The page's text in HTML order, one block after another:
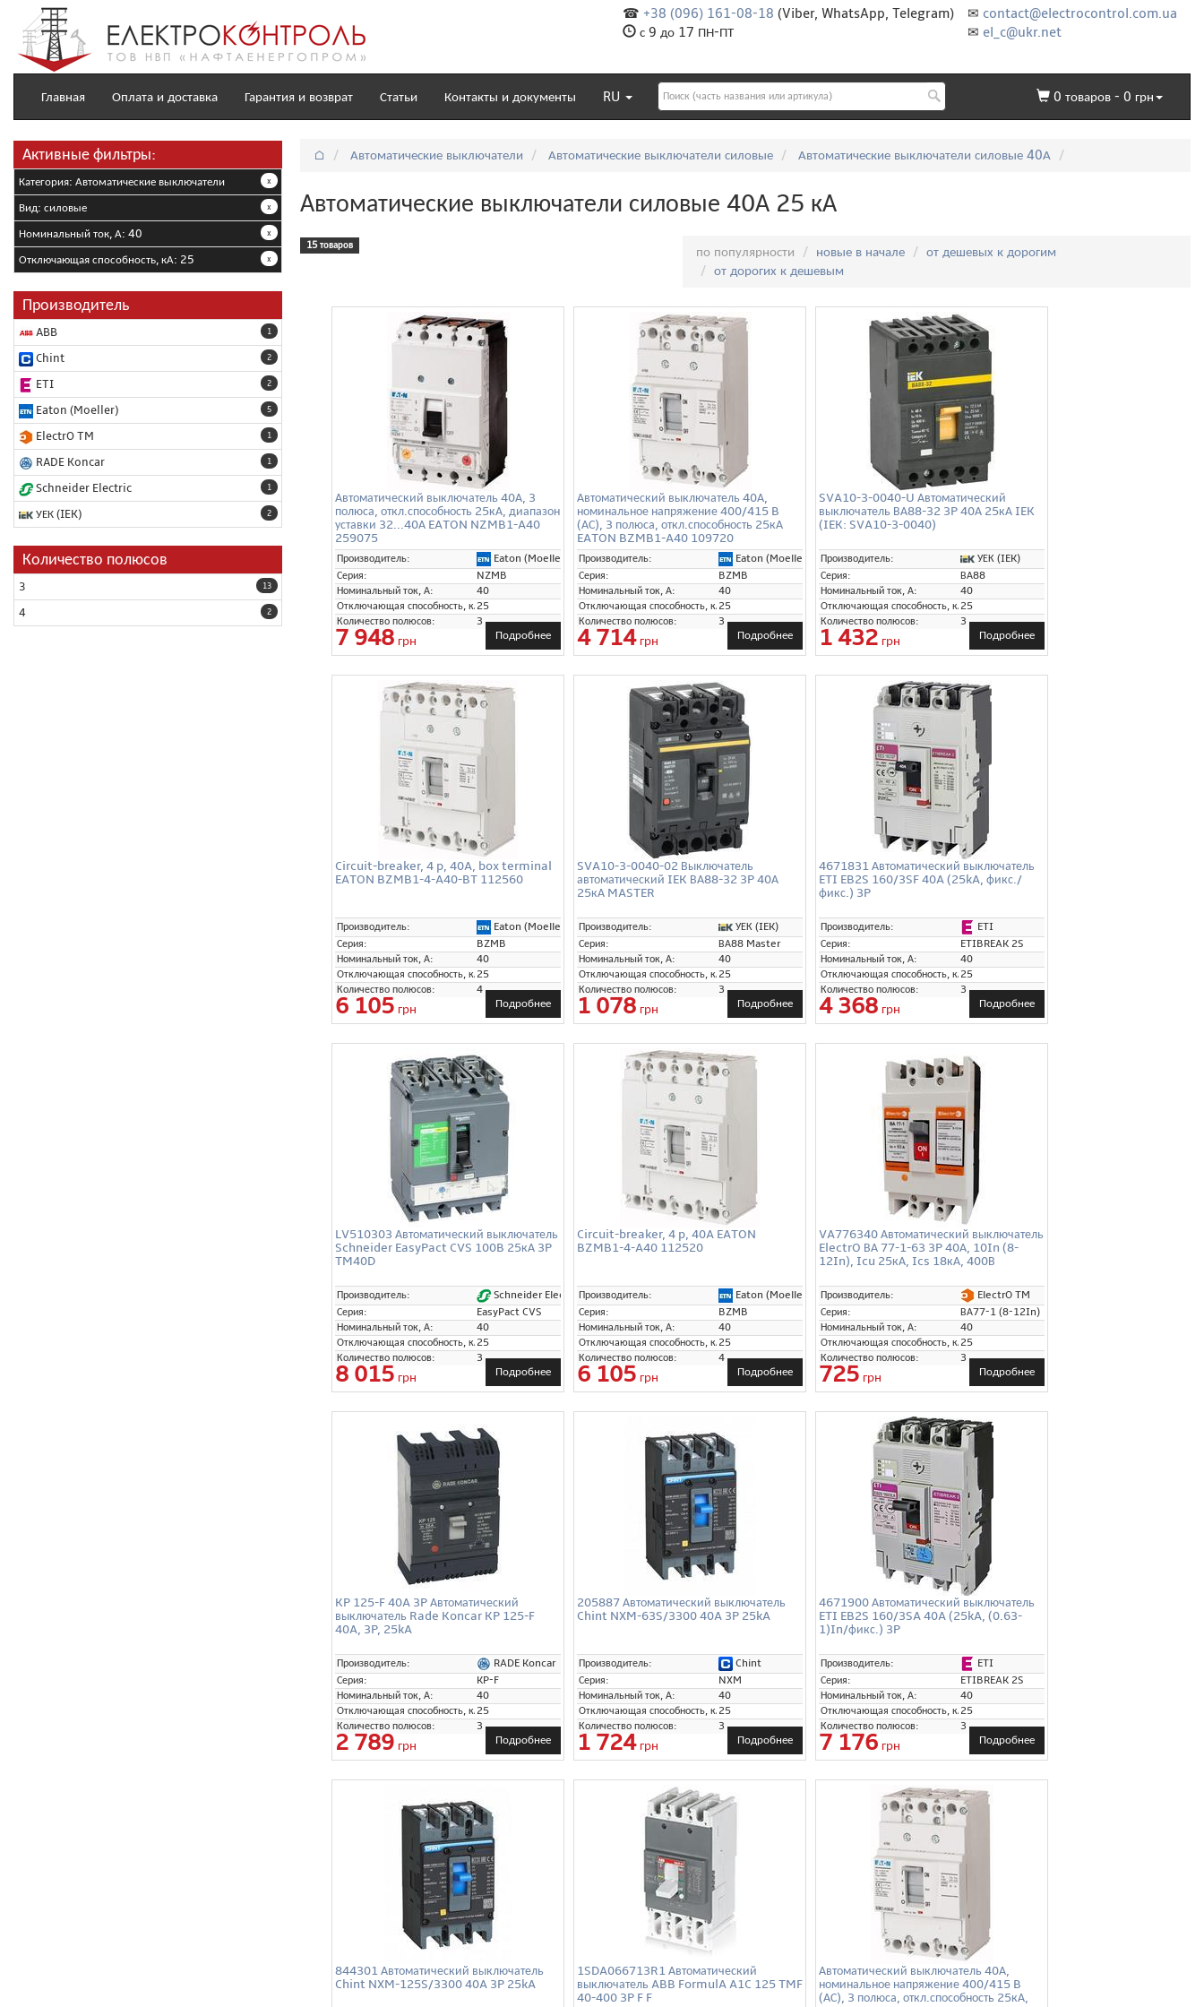
✉ contact@electrocontrol.com.ua
✉ el_c@ukr.net
☎ +38 (096) 161-08-18 (Viber, WhatsApp, Telegram)
с 9 до 17 ПН-ПТ
Главная Оплата и доставка Гарантия и возврат Статьи Контакты и документы RU 0 товаров - 0 грн
Активные фильтры:
x
Категория: Автоматические выключатели
x
Вид: силовые
x
Номинальный ток, А: 40
x
Отключающая способность, кА: 25
Производитель
1
ABB
2
Chint
2
ETI
5
Eaton (Moeller)
1
ElectrO TM
1
RADE Koncar
1
Schneider Electric
2
УЕК (IEK)
Количество полюсов
13
3
2
4
⌂ Автоматические выключатели Автоматические выключатели силовые Автоматические выключатели силовые 40А
Автоматические выключатели силовые 40А 25 кА
15 товаров по популярности новые в начале
от дешевых к дорогим
от дорогих к дешевым
Автоматический выключатель 40А, 3
полюса, откл.способность 25кА, диапазон
уставки 32...40А EATON NZMB1-A40
259075
Производитель:
Eaton (Moeller)
Серия:
NZMB
Номинальный ток, А:
40
Отключающая способность, кА:25
Количество полюсов:
3
7 948 грн Подробнее
Автоматический выключатель 40А,
номинальное напряжение 400/415 B
(АС), 3 полюса, откл.способность 25кА
EATON BZMB1-A40 109720
Производитель:
Eaton (Moeller)
Серия:
BZMB
Номинальный ток, А:
40
Отключающая способность, кА:25
Количество полюсов:
3
4 714грн Подробнее
SVA10-3-0040-U Автоматический
выключатель ВА88-32 3P 40А 25кА IEK
(IEK: SVA10-3-0040)
Производитель:
УЕК (IEK)
Серия:
ВА88
Номинальный ток, А:
40
Отключающая способность, кА:25
Количество полюсов:
3
1 432 грн Подробнее
Circuit-breaker, 4 p, 40A, box terminal
EATON BZMB1-4-A40-BT 112560
Производитель:
Eaton (Moeller)
Серия:
BZMB
Номинальный ток, А:
40
Отключающая способность, кА:25
Количество полюсов:
4
6 105 грн Подробнее
SVA10-3-0040-02 Выключатель
автоматический IEK ВА88-32 3P 40А
25кА MASTER
Производитель:
УЕК (IEK)
Серия:
ВА88 Master
Номинальный ток, А:
40
Отключающая способность, кА:25
Количество полюсов:
3
1 078 грн Подробнее
4671831 Автоматический выключатель
ETI EB2S 160/3SF 40A (25kA, фикс./
фикс.) 3P
Производитель:
ETI
Серия:
ETIBREAK 2S
Номинальный ток, А:
40
Отключающая способность, кА:25
Количество полюсов:
3
4 368 грн Подробнее
LV510303 Автоматический выключатель
Schneider EasyPact CVS 100B 25кА 3P
TM40D
Производитель:
Schneider Electric
Серия:
EasyPact CVS
Номинальный ток, А:
40
Отключающая способность, кА:25
Количество полюсов:
3
8 015 грн Подробнее
Circuit-breaker, 4 p, 40A EATON
BZMB1-4-A40 112520
Производитель:
Eaton (Moeller)
Серия:
BZMB
Номинальный ток, А:
40
Отключающая способность, кА:25
Количество полюсов:
4
6 105 грн Подробнее
VA776340 Автоматический выключатель
ElectrO ВА 77-1-63 3P 40А, 10In (8-
12In), Icu 25кА, Ics 18кА, 400В
Производитель:
ElectrO TM
Серия:
ВА77-1 (8-12In)
Номинальный ток, А:
40
Отключающая способность, кА:25
Количество полюсов:
3
725 грн Подробнее
KP 125-F 40A 3P Автоматический
выключатель Rade Koncar KP 125-F
40A, 3P, 25kA
Производитель:
RADE Koncar
Серия:
KP-F
Номинальный ток, А:
40
Отключающая способность, кА:25
Количество полюсов:
3
2 789 грн Подробнее
205887 Автоматический выключатель
Chint NXM-63S/3300 40A 3P 25kA
Производитель:
Chint
Серия:
NXM
Номинальный ток, А:
40
Отключающая способность, кА:25
Количество полюсов:
3
1 724грн Подробнее
4671900 Автоматический выключатель
ETI EB2S 160/3SA 40A (25kA, (0.63-
1)In/фикс.) 3P
Производитель:
ETI
Серия:
ETIBREAK 2S
Номинальный ток, А:
40
Отключающая способность, кА:25
Количество полюсов:
3
7 176 грн Подробнее
844301 Автоматический выключатель
Chint NXM-125S/3300 40A 3P 25kA
1SDA066713R1 Автоматический
выключатель ABB FormulA A1C 125 TMF
40-400 3P F F
Автоматический выключатель 40А,
номинальное напряжение 400/415 B
(АС), 3 полюса, откл.способность 25кА,